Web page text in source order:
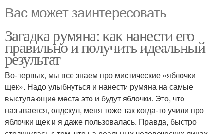
Вас может заинтересовать
Загадка румяна: как нанести его
правильно и получить идеальный
результат
Во-первых, мы все знаем про мистические «яблочки
щек». Надо улыбнуться и нанести румяна на самые
выступающие места это и будут яблочки. Это, что
называется, олдскул, меня тоже так когда-то учили про
яблочки щек и я даже пользовалась. Правда, быстро